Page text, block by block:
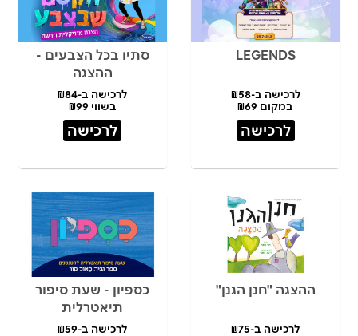
LEGENDS
לרכישה ב-₪58
במקום ₪69
לרכישה
סתיו בכל הצבעים -
ההצגה
לרכישה ב-₪84
בשווי ₪99
לרכישה
ההצגה "חנן הגנן"
לרכישה ב-₪75
כספיון - שעת סיפור
תיאטרלית
לרכישה ב-₪59